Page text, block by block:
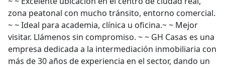
zona peatonal con mucho tránsito, entorno comercial.
~ ~ Ideal para academia, clínica u oficina.~ ~ Mejor
visitar. Llámenos sin compromiso. ~ ~ GH Casas es una
empresa dedicada a la intermediación inmobiliaria con
más de 30 años de experiencia en el sector, dando un